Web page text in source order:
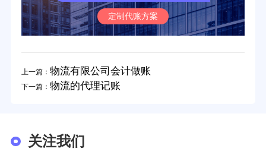
定制代账方案
上一篇： 物流有限公司会计做账
下一篇： 物流的代理记账
关注我们